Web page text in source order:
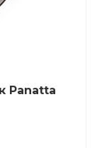
Panatta